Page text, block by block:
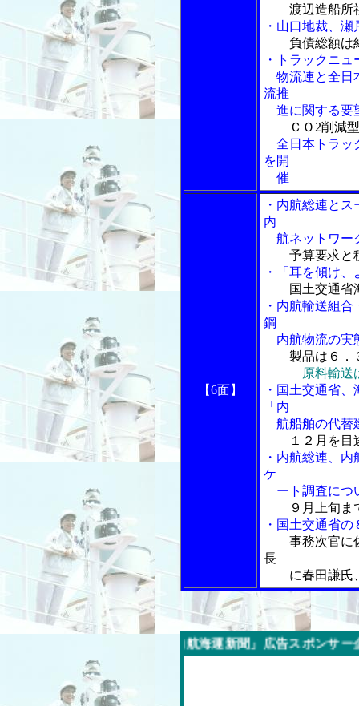
渡辺造船
・山口地裁、
負債総額は
・トラックニュ
物流連と全日
流推
進に関する要
ＣＯ2削減
全日本トラッ
を開
催
【6面】
・内航総連と
内
航ネットワー
予算要求と
・「耳を傾け
国土交通
・内航輸送組
鋼
内航物流の実
製品は６．
原料輸送
・国土交通省
「内
航船舶の代替
１２月を
・内航総連、
ケ
ート調査につ
９月上旬ま
・国土交通省
事務次官に
長
に春田謙氏、
今週の「内航海運新聞」広告スポンサー企業